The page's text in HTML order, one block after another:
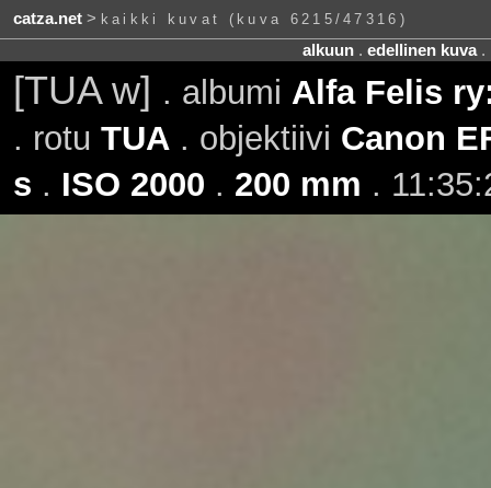
catza.net> kaikki kuvat (kuva 6215/47316)
alkuun. edellinen kuva.
[TUA w] . albumi Alfa Felis
. rotu TUA . objektiivi Canon
s . ISO 2000 . 200 mm .